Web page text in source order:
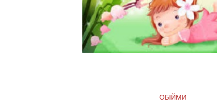
ОБІЙМИ